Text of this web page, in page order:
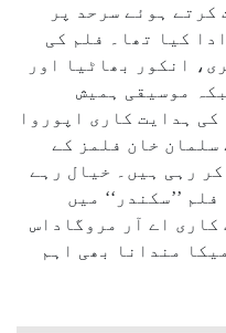
کرتے ہوئے سرحد پر
کیا تھا۔ فلم کی
انکور بھاٹیا اور
موسیقی ہمیش
ہدایت کاری اپوروا
سلمان خان فلمز کے
رہی ہیں۔ خیال رہے
’’سکندر‘‘ میں
کاری اے آر مروگاداس
مندانا بھی اہم